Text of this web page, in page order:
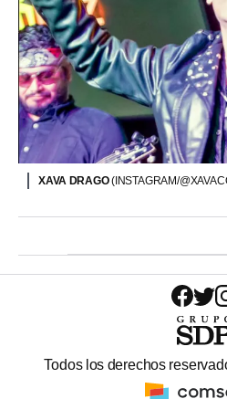
XAVA DRAGO(INSTAGRAM/
Todos los derechos